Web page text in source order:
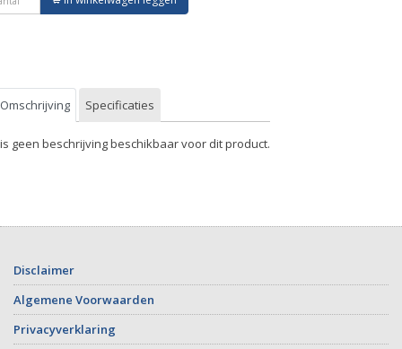
Omschrijving Specificaties
geen beschrijving beschikbaar voor dit product.
Disclaimer
Algemene Voorwaarden
Privacyverklaring